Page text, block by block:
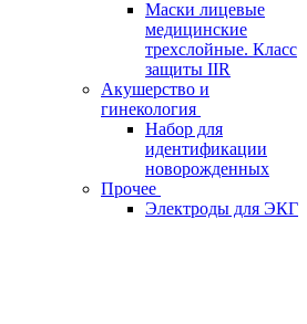
Маски лицевые
медицинские
трехслойные. Класс
защиты IIR
Акушерство и
гинекология
Набор для
идентификации
новорожденных
Прочее
Электроды для ЭКГ